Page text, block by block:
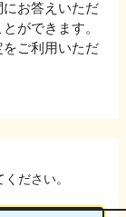
お答えいただ
ができます。
ご利用いただ
ださい。